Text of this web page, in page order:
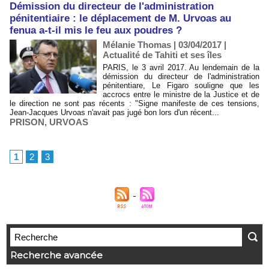
Démission du directeur de l'administration
pénitentiaire : le déplacement de M. Urvoas au
fenua a-t-il mis le feu aux poudres ?
Mélanie Thomas | 03/04/2017 |
Actualité de Tahiti et ses îles
PARIS, le 3 avril 2017. Au lendemain de la
démission du directeur de l'administration
pénitentiare, Le Figaro souligne que les
accrocs entre le ministre de la Justice et de
le direction ne sont pas récents : "Signe manifeste de ces tensions,
Jean-Jacques Urvoas n'avait pas jugé bon lors d'un récent...
PRISON, URVOAS
1 2 3
Recherche avancée